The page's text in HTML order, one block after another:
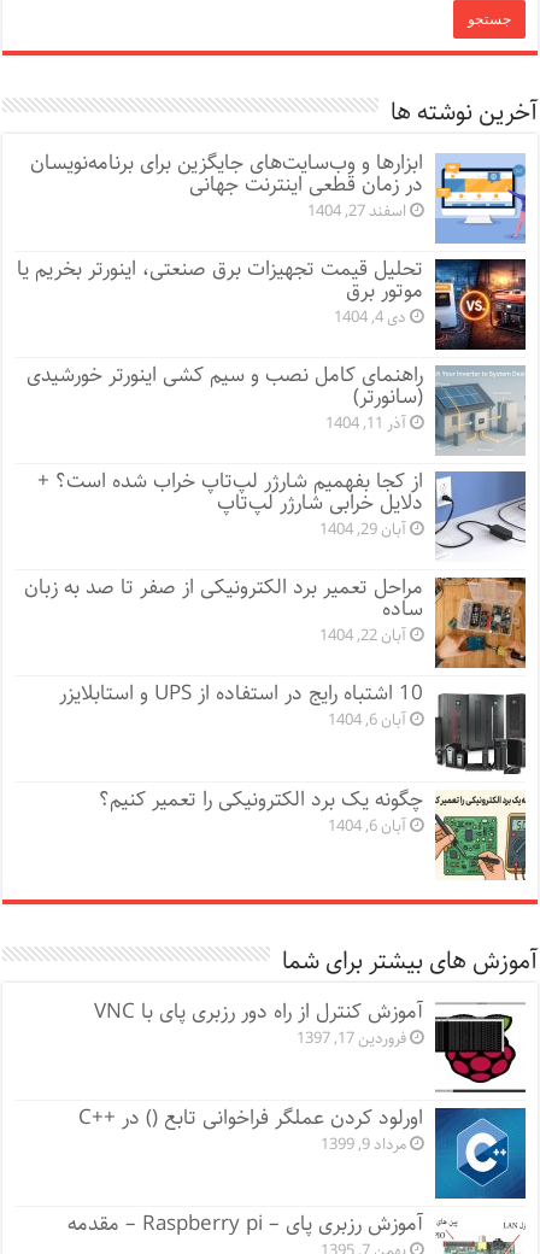
آخرین نوشته ها
ابزارها و وب‌سایت‌های جایگزین برای برنامه‌نویسان
در زمان قطعی اینترنت جهانی
اسفند 27, 1404
تحلیل قیمت تجهیزات برق صنعتی، اینورتر بخریم یا
موتور برق
دی 4, 1404
راهنمای کامل نصب و سیم کشی اینورتر خورشیدی
(سانورتر)
آذر 11, 1404
از کجا بفهمیم شارژر لپ‌تاپ خراب شده است؟ +
دلایل خرابی شارژر لپ‌تاپ
آبان 29, 1404
مراحل تعمیر برد الکترونیکی از صفر تا صد به زبان
ساده
آبان 22, 1404
10 اشتباه رایج در استفاده از UPS و استابلایزر
آبان 6, 1404
چگونه یک برد الکترونیکی را تعمیر کنیم؟
آبان 6, 1404
آموزش های بیشتر برای شما
آموزش کنترل از راه دور رزبری پای با VNC
فروردین 17, 1397
اورلود کردن عملگر فراخوانی تابع () در ++C
مرداد 9, 1399
آموزش رزبری پای – Raspberry pi – مقدمه